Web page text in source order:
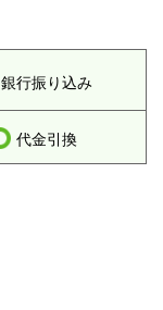
銀行振り込み
代金引換